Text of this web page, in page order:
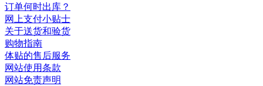
订单何时出库？
网上支付小贴士
关于送货和验货
购物指南
体贴的售后服务
网站使用条款
网站免责声明